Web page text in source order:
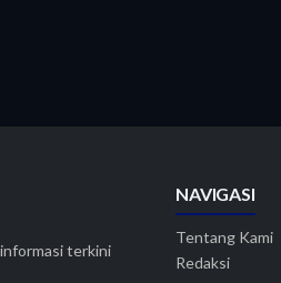
terkini
NAVIGASI
Tentang Kami
Redaksi